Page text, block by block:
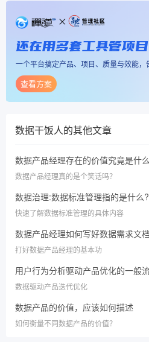
还在用多套工具管项目
一个平台搞定产品、项目、质量与效能，
查看方案
数据干饭人的其他文章
数据产品经理存在的价值究竟是什
数据产品经理真的是个笑话吗？
数据治理:数据标准管理指的是什么?
快速了解数据标准管理的具体内容
数据产品经理如何写好数据需求文档
打好数据产品经理的基本功
用户行为分析驱动产品优化的一般
数据驱动产品迭代优化
数据产品的价值，应该如何描述
如何衡量不同数据产品的价值？